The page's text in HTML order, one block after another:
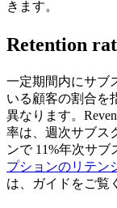
きます。
Retention
一定期間内にサブ
いる顧客の割合を
異なります。
率は、 週次サブス
ンで 11%年次サブ
プションのリテン
は、ガイドをご覧